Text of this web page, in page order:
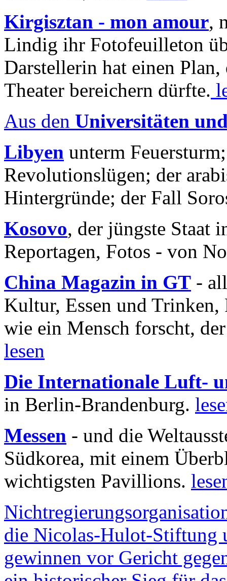
Kirgisztan - mon amour,
Lindig ihr Fotofeuilleton
Darstellerin hat einen Plan,
Theater bereichern dürfte.
Aus den Universitäten
Libyen unterm
Revolutionslügen; der
Hintergründe; der Fall
Kosovo, der jüngste Staat
Reportagen, Fotos - von
China Magazin in GT -
Kultur, Essen und
wie ein Mensch forscht,
lesen
Die Internationale Luft-
in Berlin-Brandenburg.
Messen - und die
Südkorea, mit einem
wichtigsten Pavillions.
die Nicolas-Hulot-Stiftung
gewinnen vor Gericht